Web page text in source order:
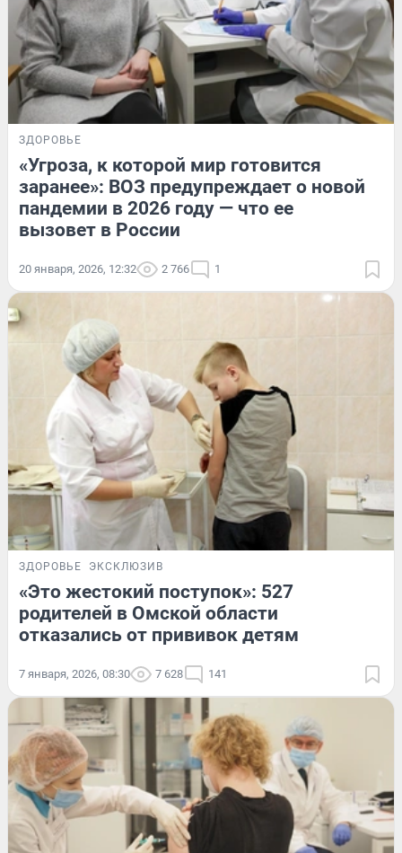
ЗДОРОВЬЕ
«Угроза, к которой мир готовится
заранее»: ВОЗ предупреждает о новой
пандемии в 2026 году — что ее
вызовет в России
20 января, 2026, 12:32 2 766 1
ЗДОРОВЬЕ ЭКСКЛЮЗИВ
«Это жестокий поступок»: 527
родителей в Омской области
отказались от прививок детям
7 января, 2026, 08:30 7 628 141